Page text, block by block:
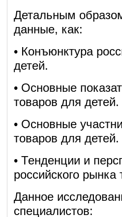
Детальным
данные, как:
• Конъюнктура
детей.
• Основные
товаров для детей.
• Основные
товаров для детей.
• Тенденции и
российского
Данное
специалистов: